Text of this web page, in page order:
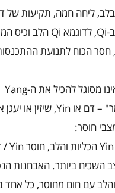
ליחה חמה, תקיעות של
Qi, לדוגמא Qi הלב וכיס
חסר הכוח לתנועת
מסוגל להכיל את ה-Yang
– דם או Yin, שיזין או
חוסר:
Yinהכליות והלב, חוסר Yin
/
עם חום מחוסר, כל אחד